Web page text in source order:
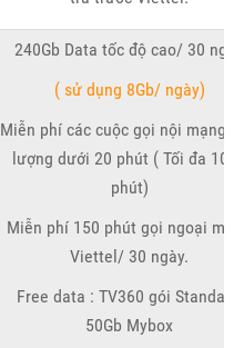
240Gb Data tốc độ cao/ 30
( sử dụng 8Gb/ ngày)
Miễn phí các cuộc gọi nội mạng
lượng dưới 20 phút ( Tối đa
phút)
Miễn phí 150 phút gọi ngoại
Viettel/ 30 ngày.
Free data : TV360 gói
50Gb Mybox